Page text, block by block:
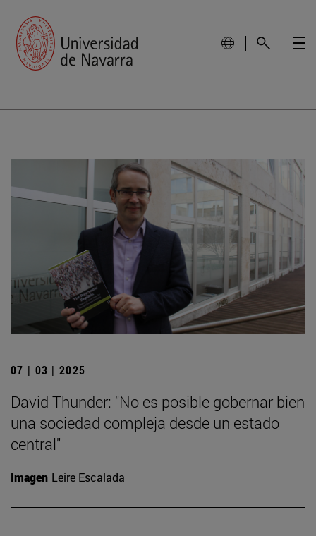
07 | 03 | 2025
David Thunder: "No es posible gobernar bien
una sociedad compleja desde un estado
central"
Imagen Leire Escalada